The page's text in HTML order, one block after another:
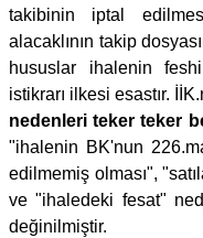
takibinin iptal
alacaklının takip
hususlar ihalenin
istikrarı ilkesi esastır.
nedenleri teker teker
"ihalenin BK'nun
edilmemiş olması",
ve "ihaledeki fesat"
değinilmiştir.